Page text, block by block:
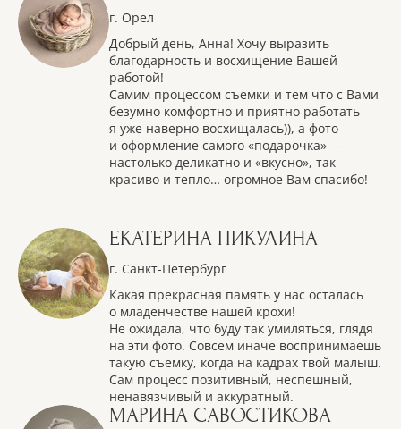
г. Орел
Добрый день, Анна! Хочу выразить
благодарность и восхищение Вашей
работой!
Самим процессом съемки и тем что с Вами
безумно комфортно и приятно работать
я уже наверно восхищалась)), а фото
и оформление самого «подарочка» —
настолько деликатно и «вкусно», так
красиво и тепло… огромное Вам спасибо!
ЕКАТЕРИНА ПИКУЛИНА
г. Санкт-Петербург
Какая прекрасная память у нас осталась
о младенчестве нашей крохи!
Не ожидала, что буду так умиляться, глядя
на эти фото. Совсем иначе воспринимаешь
такую съемку, когда на кадрах твой малыш.
Сам процесс позитивный, неспешный,
ненавязчивый и аккуратный.
МАРИНА САВОСТИКОВА